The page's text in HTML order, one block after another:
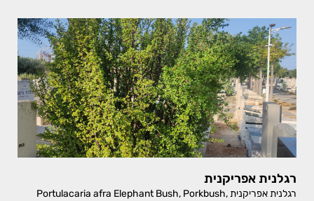
רגלנית אפריקנית
רגלנית אפריקנית Portulacaria afra Elephant Bush, Porkbush,